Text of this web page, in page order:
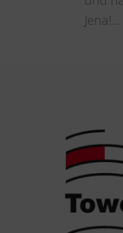
Jena!...